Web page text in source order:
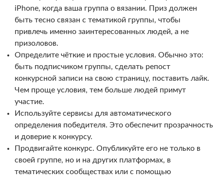
iPhone, когда ваша группа о вязании. Приз должен
быть тесно связан с тематикой группы, чтобы
привлечь именно заинтересованных людей, а не
призоловов.
Определите чёткие и простые условия. Обычно это:
быть подписчиком группы, сделать репост
конкурсной записи на свою страницу, поставить лайк.
Чем проще условия, тем больше людей примут
участие.
Используйте сервисы для автоматического
определения победителя. Это обеспечит прозрачность
и доверие к конкурсу.
Продвигайте конкурс. Опубликуйте его не только в
своей группе, но и на других платформах, в
тематических сообществах или с помощью